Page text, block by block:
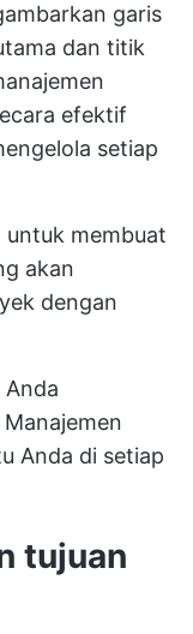
garis
dan titik
efektif
setiap
untuk membuat
akan
dengan
Anda
Manajemen
Anda di setiap
tujuan